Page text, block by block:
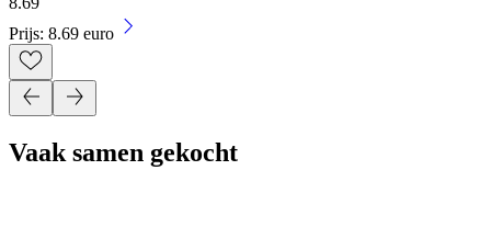
Prijs: 8.69 euro
Vaak samen gekocht